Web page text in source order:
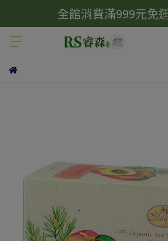
全館消費滿999元免